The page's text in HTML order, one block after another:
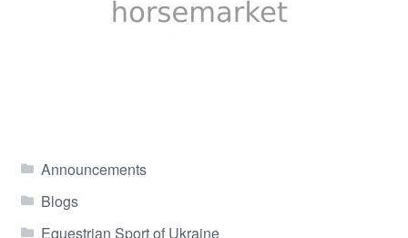
Announcements
Blogs
Equestrian Sport of Ukraine